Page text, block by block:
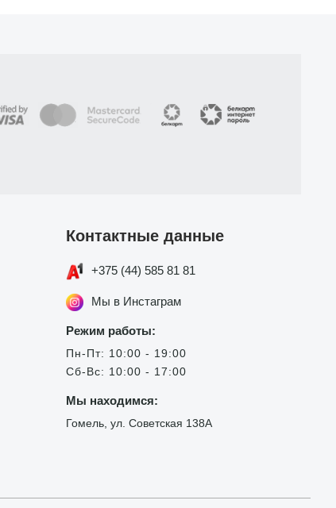
Контактные данные
+375 (44) 585 81 81
Мы в Инстаграм
Режим работы:
Пн-Пт: 10:00 - 19:00
Сб-Вс: 10:00 - 17:00
Мы находимся:
Гомель, ул. Советская 138А